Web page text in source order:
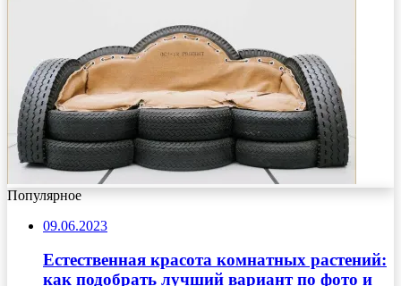
Популярное
09.06.2023
Естественная красота комнатных растений:
как подобрать лучший вариант по фото и